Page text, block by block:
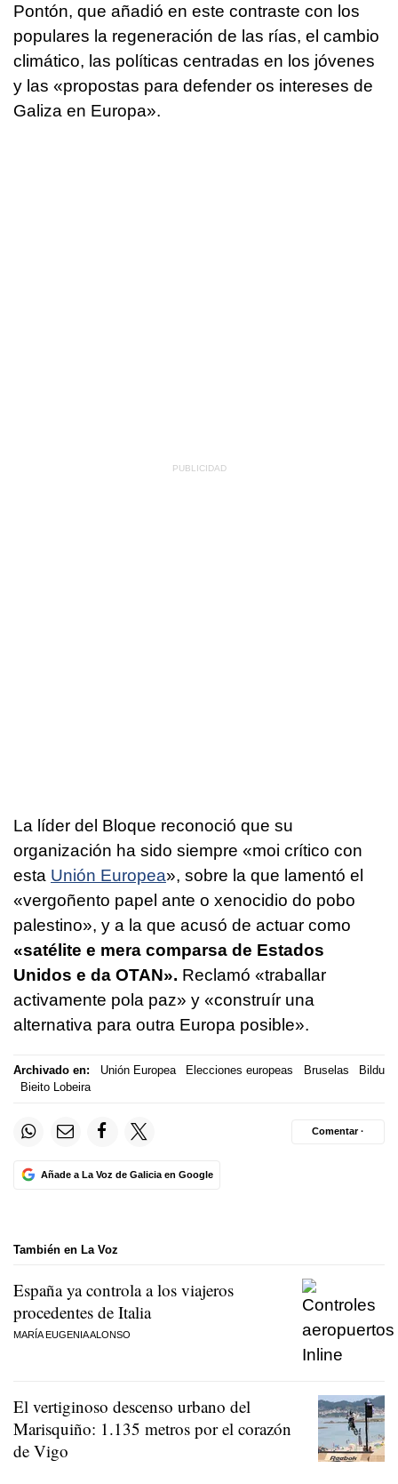
Pontón, que añadió en este contraste con los
populares la regeneración de las rías, el cambio
climático, las políticas centradas en los jóvenes
y las «propostas para defender os intereses de
Galiza en Europa».
La líder del Bloque reconoció que su
organización ha sido siempre «moi crítico con
esta Unión Europea», sobre la que lamentó el
«vergoñento papel ante o xenocidio do pobo
palestino», y a la que acusó de actuar como
«satélite e mera comparsa de Estados
Unidos e da OTAN». Reclamó «traballar
activamente pola paz» y «construír una
alternativa para outra Europa posible».
Archivado en: Unión Europea Elecciones europeas Bruselas
Bildu
Bieito Lobeira
Añade a La Voz de Galicia en Google
Comentar ·
También en La Voz
España ya controla a los viajeros
procedentes de Italia
MARÍA EUGENIA ALONSO
El vertiginoso descenso urbano del
Marisquiño: 1.135 metros por el corazón
de Vigo